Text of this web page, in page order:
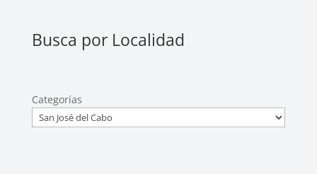
Busca por Localidad
Categorías